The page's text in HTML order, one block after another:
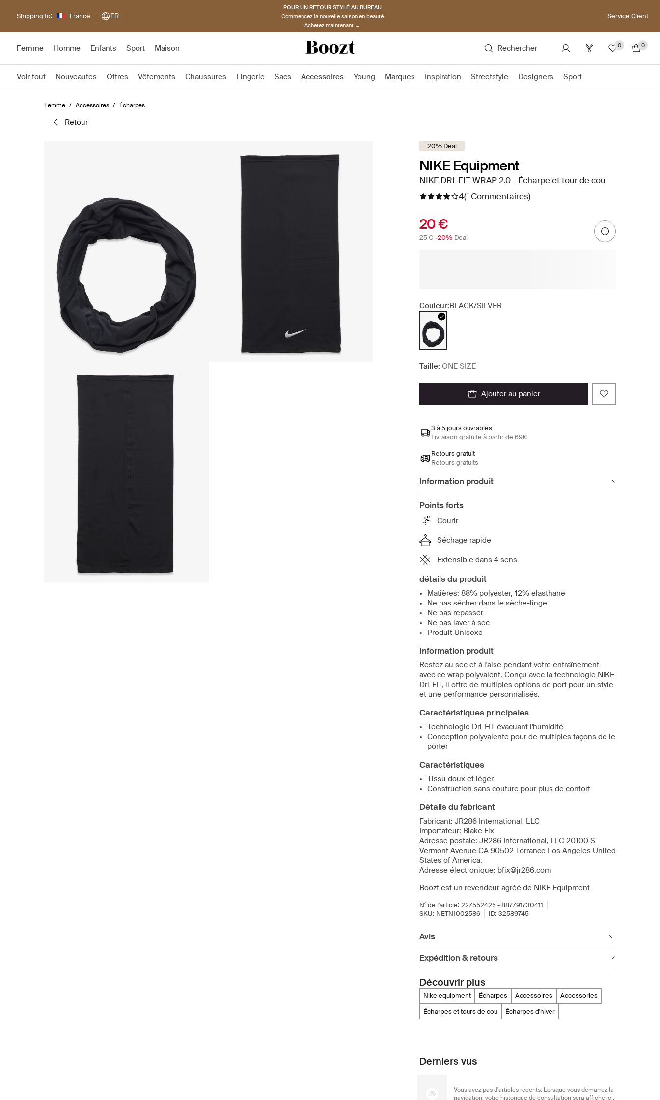
Shipping to: France FR
POUR UN RETOUR STYLÉ AU BUREAU
Commencez la nouvelle saison en beauté
Achetez maintenant →
Service Client
Femme Homme Enfants Sport Maison Rechercher 0 0
Voir tout Nouveautes Offres Vêtements Chaussures Lingerie Sacs Accessoires Young Marques Inspiration Streetstyle Designers Sport
Femme Accessoires Écharpes
retour
20% Deal
NIKE Equipment
NIKE DRI-FIT WRAP 2.0 - Écharpe et tour de cou
4(1 Commentaires)
20 €
25 € -20% Deal
Couleur:BLACK/SILVER
Taille: ONE SIZE
ajouter au panier
3 à 5 jours ouvrables
Livraison gratuite à partir de 69€
Retours gratuit
Retours gratuits
Information produit
Points forts
Courir
Séchage rapide
Extensible dans 4 sens
détails du produit
Matières: 88% polyester, 12% elasthane
Ne pas sécher dans le sèche-linge
Ne pas repasser
Ne pas laver à sec
Produit Unisexe
Information produit
Restez au sec et à l'aise pendant votre entraînement
avec ce wrap polyvalent. Conçu avec la technologie NIKE
Dri-FIT, il offre de multiples options de port pour un style
et une performance personnalisés.
Caractéristiques principales
Technologie Dri-FIT évacuant l'humidité
Conception polyvalente pour de multiples façons de le
porter
Caractéristiques
Tissu doux et léger
Construction sans couture pour plus de confort
Détails du fabricant
Fabricant: JR286 International, LLC
Importateur: Blake Fix
Adresse postale: JR286 International, LLC 20100 S
Vermont Avenue CA 90502 Torrance Los Angeles United
States of America.
Adresse électronique: bfix@jr286.com
Boozt est un revendeur agréé de NIKE Equipment
N° de l'article: 227552425 - 887791730411
SKU: NETN1002586 ID: 32589745
Avis
Expédition & retours
Découvrir plus
nike equipment écharpes accessoires
accessories
écharpes et tours de cou
écharpes d'hiver
Derniers vus
Vous avez pas d'articles récents. Lorsque vous démarrez la
navigation, votre historique de consultation sera affiché ici.